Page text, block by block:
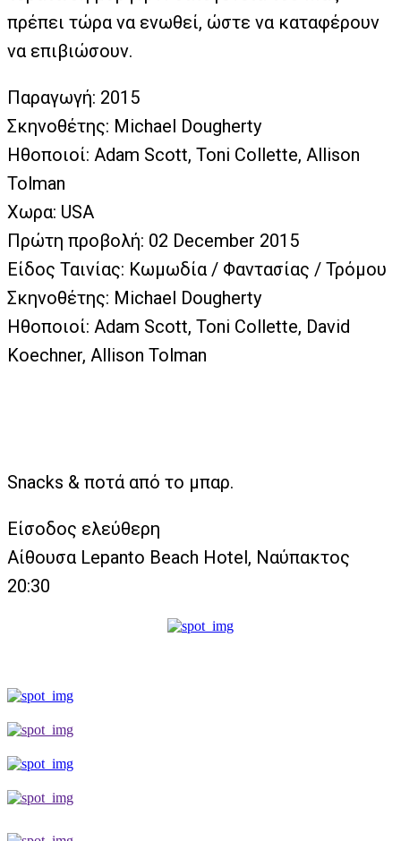
πρέπει τώρα να ενωθεί, ώστε να καταφέρουν
να επιβιώσουν.
Παραγωγή: 2015
Σκηνοθέτης: Michael Dougherty
Ηθοποιοί: Adam Scott, Toni Collette, Allison
Tolman
Χωρα: USA
Πρώτη προβολή: 02 December 2015
Είδος Ταινίας: Κωμωδία / Φαντασίας / Τρόμου
Σκηνοθέτης: Michael Dougherty
Ηθοποιοί: Adam Scott, Toni Collette, David
Koechner, Allison Tolman
Snacks & ποτά από το μπαρ.
Είσοδος ελεύθερη
Αίθουσα Lepanto Beach Hotel, Ναύπακτος
20:30